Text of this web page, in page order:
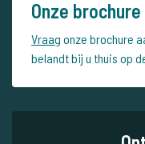
Onze brochure
Vraag onze brochure
belandt bij u thuis op